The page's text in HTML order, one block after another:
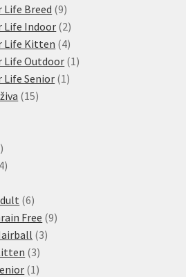
produkty
Breed 99
produktů
Life Indoor 22
produkty
Life Kitten 44
produkty
Life Outdoor 1 1
Life Senior 1 1
1515
2
produkty
44
66
produktů
Free 99
33
33
produkty
1 1